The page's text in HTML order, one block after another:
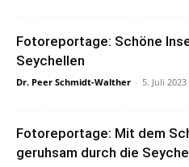
Fotoreportage: Schöne
Seychellen
Dr. Peer Schmidt-Walther - 5. Juli 2023
Fotoreportage: Mit dem
geruhsam durch die